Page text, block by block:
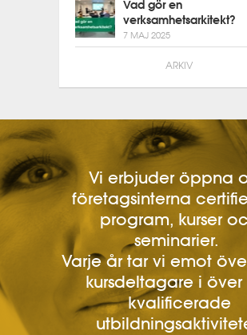
Vad gör en
verksamhetsarkitekt?
7 MAJ 2025
ARKIV
Vi erbjuder öppna
företagsinterna
program, kurser
seminarier.
Varje år tar vi emot
kursdeltagare i över
kvalificerade